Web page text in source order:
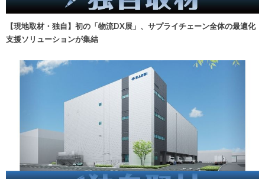
【現地取材・独自】初の「物流DX展」、サプライチェーン全体の最適化
支援ソリューションが集結